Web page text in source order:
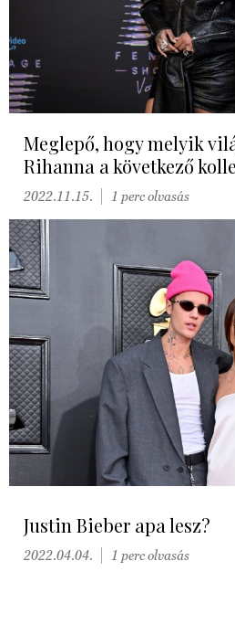
Meglepő, hogy melyik
Rihanna a következő
2022.11.15. 1 perc olvasás
Justin Bieber apa lesz?
2022.04.04. 1 perc olvasás